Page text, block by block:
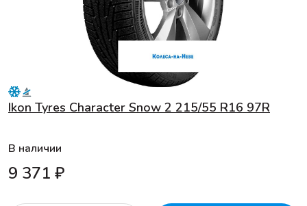
Ikon Tyres Character Snow 2 215/55 R16 97R
В наличии
9 371 ₽